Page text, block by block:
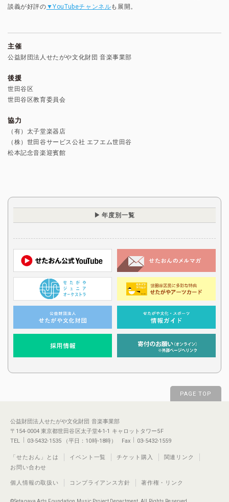
談義が好評の ▼YouTubeチャンネルも展開。
主催
公益財団法人せたがや文化財団 音楽事業部
後援
世田谷区
世田谷区教育委員会
協力
（有）太子堂楽器店
（株）世田谷サービス公社 エフエム世田谷
松本記念音楽迎賓館
年度別一覧
PAGE TOP
公益財団法人せたがや文化財団 音楽事業部
〒154-0004 東京都世田谷区太子堂4-1-1 キャロットタワー5F
TEL
03-5432-1535 （平日：10時-18時） Fax 03-5432-1559
「せたおん」とは イベント一覧 チケット購入
関連リンク
お問い合わせ
個人情報の取扱い コンプライアンス方針 著作権・リンク